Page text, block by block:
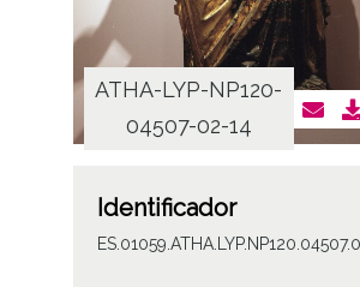
ATHA-LYP-NP120-
04507-02-14
Identificador